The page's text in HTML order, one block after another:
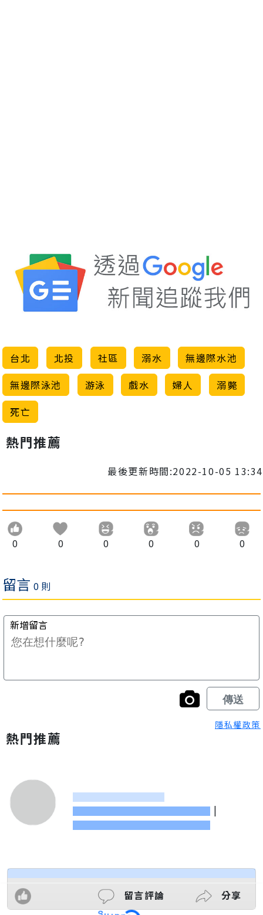
台北 北投 社區 溺水
無邊際水池
無邊際泳池
游泳 戲水 婦人
溺斃
死亡
熱門推薦
最後更新時間:2022-10-05 13:34
0 0 0 0 0 0
隱私權政策
熱門推薦
|
留言評論 分享